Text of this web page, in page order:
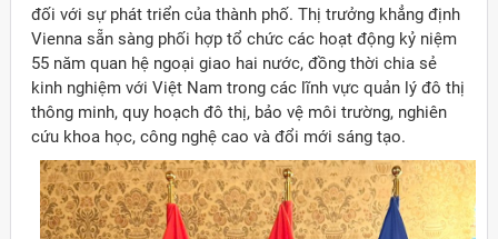
đối với sự phát triển của thành phố. Thị trưởng khẳng định
Vienna sẵn sàng phối hợp tổ chức các hoạt động kỷ niệm
55 năm quan hệ ngoại giao hai nước, đồng thời chia sẻ
kinh nghiệm với Việt Nam trong các lĩnh vực quản lý đô thị
thông minh, quy hoạch đô thị, bảo vệ môi trường, nghiên
cứu khoa học, công nghệ cao và đổi mới sáng tạo.